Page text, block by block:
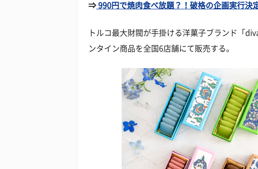
⇒990円で焼肉食べ放題？！破格の企画実行決
トルコ最大財閥が手掛ける洋菓子ブランド「
ンタイン商品を全国6店舗にて販売する。